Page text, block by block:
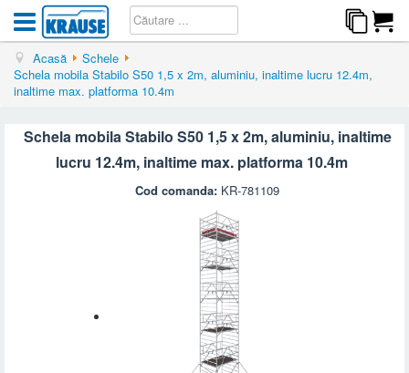
Acasă
Schele
Schela mobila Stabilo S50 1,5 x 2m, aluminiu, inaltime lucru 12.4m,
inaltime max. platforma 10.4m
Schela mobila Stabilo S50 1,5 x 2m, aluminiu, inaltime
lucru 12.4m, inaltime max. platforma 10.4m
Cod comanda: KR-781109